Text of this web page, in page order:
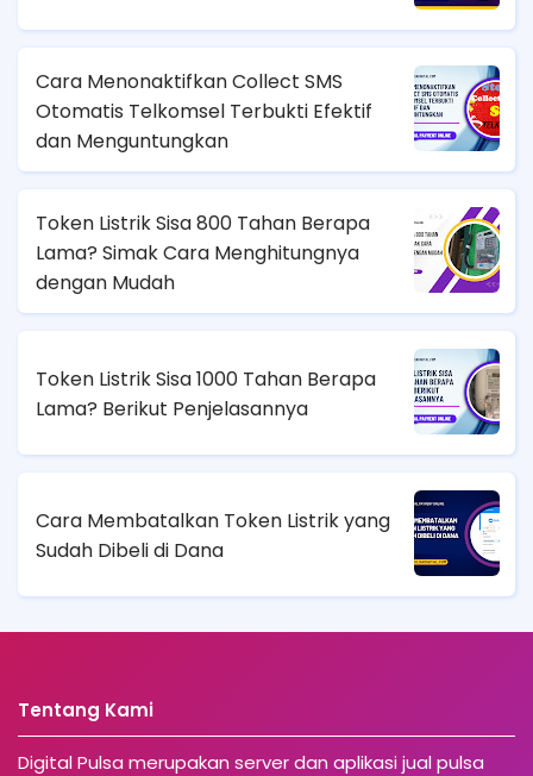
Cara Menonaktifkan Collect SMS
Otomatis Telkomsel Terbukti Efektif
dan Menguntungkan
Token Listrik Sisa 800 Tahan Berapa
Lama? Simak Cara Menghitungnya
dengan Mudah
Token Listrik Sisa 1000 Tahan Berapa
Lama? Berikut Penjelasannya
Cara Membatalkan Token Listrik yang
Sudah Dibeli di Dana
Tentang Kami
Digital Pulsa merupakan server dan aplikasi jual pulsa